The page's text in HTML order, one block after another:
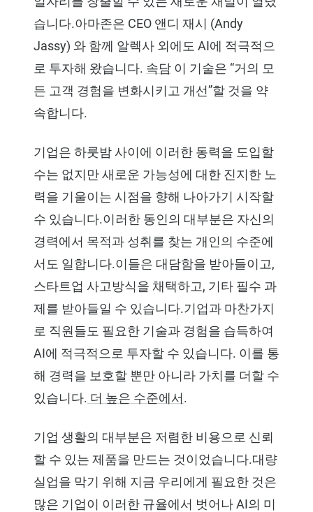
습니다.아마존은 CEO 앤디 재시 (Andy
Jassy) 와 함께 알렉사 외에도 AI에 적극적으
로 투자해 왔습니다. 속담 이 기술은 “거의 모
든 고객 경험을 변화시키고 개선”할 것을 약
속합니다.
기업은 하룻밤 사이에 이러한 동력을 도입할
수는 없지만 새로운 가능성에 대한 진지한 노
력을 기울이는 시점을 향해 나아가기 시작할
수 있습니다.이러한 동인의 대부분은 자신의
경력에서 목적과 성취를 찾는 개인의 수준에
서도 일합니다.이들은 대담함을 받아들이고,
스타트업 사고방식을 채택하고, 기타 필수 과
제를 받아들일 수 있습니다.기업과 마찬가지
로 직원들도 필요한 기술과 경험을 습득하여
AI에 적극적으로 투자할 수 있습니다. 이를 통
해 경력을 보호할 뿐만 아니라 가치를 더할 수
있습니다. 더 높은 수준에서.
기업 생활의 대부분은 저렴한 비용으로 신뢰
할 수 있는 제품을 만드는 것이었습니다.대량
실업을 막기 위해 지금 우리에게 필요한 것은
많은 기업이 이러한 규율에서 벗어나 AI의 미